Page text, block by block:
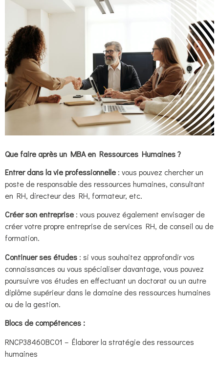
Que faire après un MBA en Ressources Humaines ?
Entrer dans la vie professionnelle : vous pouvez chercher un
poste de responsable des ressources humaines, consultant
en RH, directeur des RH, formateur, etc.
Créer son entreprise : vous pouvez également envisager de
créer votre propre entreprise de services RH, de conseil ou de
formation.
Continuer ses études : si vous souhaitez approfondir vos
connaissances ou vous spécialiser davantage, vous pouvez
poursuivre vos études en effectuant un doctorat ou un autre
diplôme supérieur dans le domaine des ressources humaines
ou de la gestion.
Blocs de compétences :
RNCP38460BC01 – Élaborer la stratégie des ressources
humaines